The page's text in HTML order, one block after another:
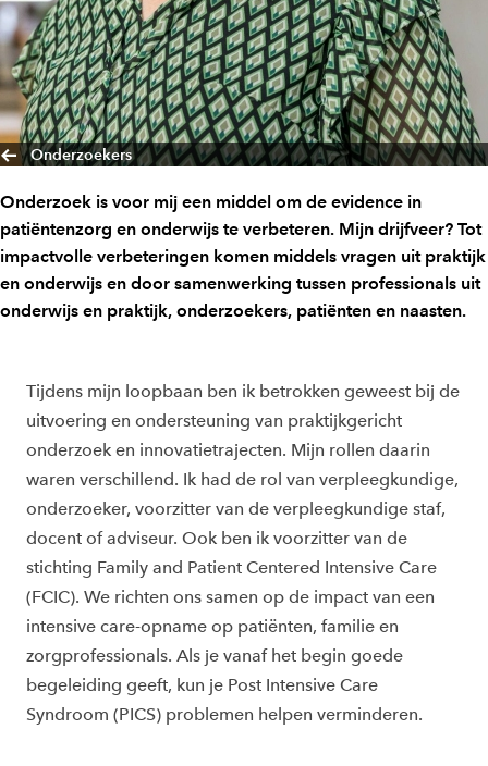
Onderzoekers
Onderzoek is voor mij een middel om de evidence in
patiëntenzorg en onderwijs te verbeteren. Mijn drijfveer? Tot
impactvolle verbeteringen komen middels vragen uit praktijk
en onderwijs en door samenwerking tussen professionals uit
onderwijs en praktijk, onderzoekers, patiënten en naasten.
Tijdens mijn loopbaan ben ik betrokken geweest bij de
uitvoering en ondersteuning van praktijkgericht
onderzoek en innovatietrajecten. Mijn rollen daarin
waren verschillend. Ik had de rol van verpleegkundige,
onderzoeker, voorzitter van de verpleegkundige staf,
docent of adviseur. Ook ben ik voorzitter van de
stichting Family and Patient Centered Intensive Care
(FCIC). We richten ons samen op de impact van een
intensive care-opname op patiënten, familie en
zorgprofessionals. Als je vanaf het begin goede
begeleiding geeft, kun je Post Intensive Care
Syndroom (PICS) problemen helpen verminderen.